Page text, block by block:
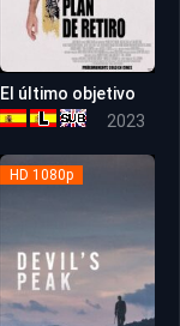
El último objetivo
2023
HD 1080p